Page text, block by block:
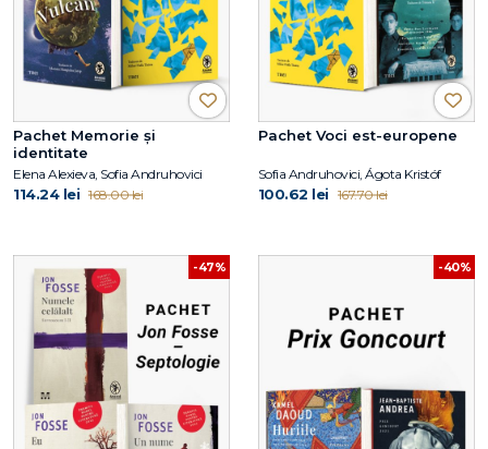
Pachet Memorie și
identitate
Elena Alexieva, Sofia Andruhovici
114.24 lei 168.00 lei
Pachet Voci est-europene
Sofia Andruhovici, Ágota Kristóf
100.62 lei 167.70 lei
-47% -40%